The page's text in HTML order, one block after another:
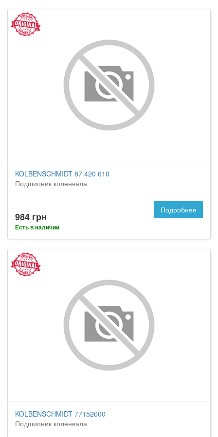
KOLBENSCHMIDT 87 420 610
Подшипник коленвала
984 грн
Есть в наличии
Подробнее
KOLBENSCHMIDT 77152600
Подшипник коленвала